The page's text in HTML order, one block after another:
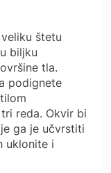
štetu
biljku
tla.
podignete
reda. Okvir bi
ga je učvrstiti
uklonite i